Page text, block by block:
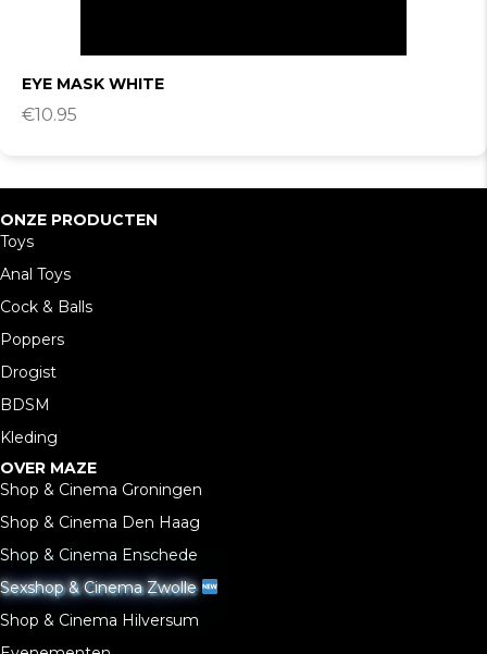
EYE MASK WHITE
€10.95
ONZE PRODUCTEN
Toys
Anal Toys
Cock & Balls
Poppers
Drogist
BDSM
Kleding
OVER MAZE
Shop & Cinema Groningen
Shop & Cinema Den Haag
Shop & Cinema Enschede
Sexshop & Cinema Zwolle
Shop & Cinema Hilversum